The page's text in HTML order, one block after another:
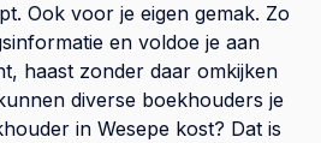
Ook voor je eigen gemak. Zo
en voldoe je aan
haast zonder daar omkijken
diverse boekhouders je
in Wesepe kost? Dat is